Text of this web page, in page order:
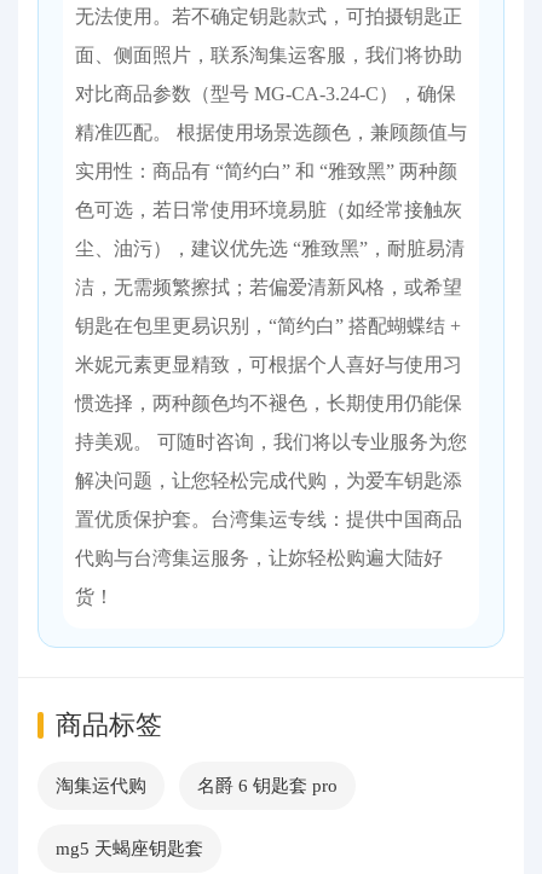
无法使用。若不确定钥匙款式，可拍摄钥匙正
面、侧面照片，联系淘集运客服，我们将协助
对比商品参数（型号 MG-CA-3.24-C），确保
精准匹配。 根据使用场景选颜色，兼顾颜值与
实用性：商品有 “简约白” 和 “雅致黑” 两种颜
色可选，若日常使用环境易脏（如经常接触灰
尘、油污），建议优先选 “雅致黑”，耐脏易清
洁，无需频繁擦拭；若偏爱清新风格，或希望
钥匙在包里更易识别，“简约白” 搭配蝴蝶结 +
米妮元素更显精致，可根据个人喜好与使用习
惯选择，两种颜色均不褪色，长期使用仍能保
持美观。 可随时咨询，我们将以专业服务为您
解决问题，让您轻松完成代购，为爱车钥匙添
置优质保护套。台湾集运专线：提供中国商品
代购与台湾集运服务，让妳轻松购遍大陆好
货！
商品标签
淘集运代购 名爵 6 钥匙套 pro
mg5 天蝎座钥匙套